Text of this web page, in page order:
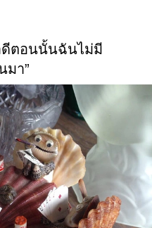
ดีตอนนั้นฉันไม่มี
มา”